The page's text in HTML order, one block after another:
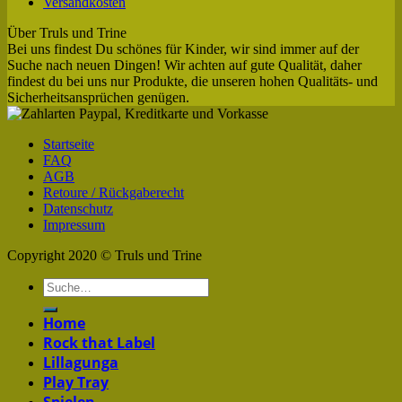
Über Truls und Trine
Bei uns findest Du schönes für Kinder, wir sind immer auf der
Suche nach neuen Dingen! Wir achten auf gute Qualität, daher
findest du bei uns nur Produkte, die unseren hohen Qualitäts- und
Sicherheitsansprüchen genügen.
Startseite
FAQ
AGB
Retoure / Rückgaberecht
Datenschutz
Impressum
Copyright 2020 © Truls und Trine
Home
Rock that Label
Lillagunga
Play Tray